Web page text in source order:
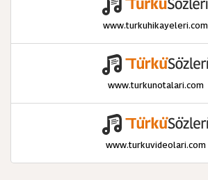
www.turkuhikayeleri.com
www.turkunotalari.com
www.turkuvideolari.com